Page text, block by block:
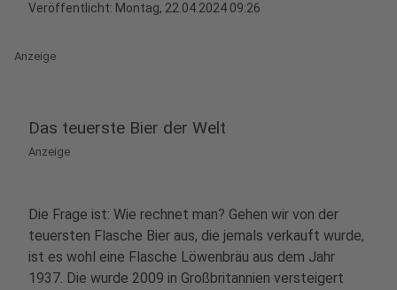
Veröffentlicht: Montag, 22.04.2024 09:26
Anzeige
Das teuerste Bier der Welt
Anzeige
Die Frage ist: Wie rechnet man? Gehen wir von der
teuersten Flasche Bier aus, die jemals verkauft wurde,
ist es wohl eine Flasche Löwenbräu aus dem Jahr
1937. Die wurde 2009 in Großbritannien versteigert